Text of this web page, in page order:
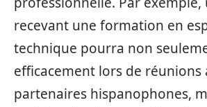
recevant une formation en
technique pourra non
efficacement lors de réunions
partenaires hispanophones,